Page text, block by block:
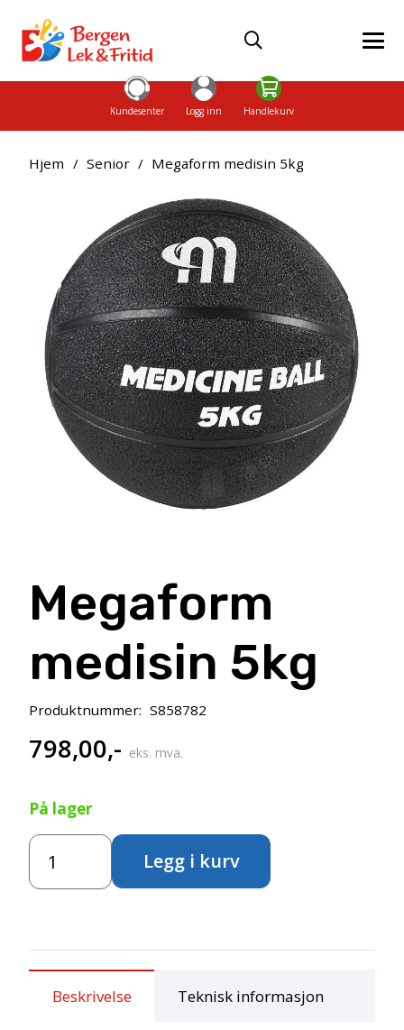
Kundesenter Logg inn Handlekurv
Hjem / Senior / Megaform medisin 5kg
Megaform
medisin 5kg
Produktnummer: S858782
798,00,- eks. mva.
På lager
Megaform
medisin
5kg
Legg i kurv
Beskrivelse Teknisk informasjon